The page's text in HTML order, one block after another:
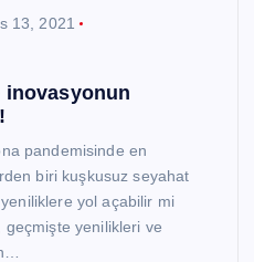
13, 2021
inovasyonun
pandemisinde en
biri kuşkusuz seyahat
yol açabilir mi
yenilikleri ve